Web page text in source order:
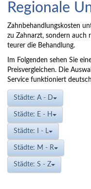
Regionale
Zahnbehandlungskosten
zu Zahnarzt, sondern auch
teurer die Behandlung.
Im Folgenden sehen Sie
Preisvergleichen. Die
Service funktioniert
Städte: A - D
Städte: E - H
Städte: I - L
Städte: M - R
Städte: S - Z